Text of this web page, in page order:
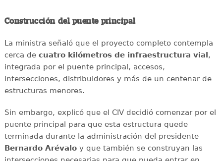
Construcción del puente principal
La ministra señaló que el proyecto completo contempla
cerca de cuatro kilómetros de infraestructura vial ,
integrada por el puente principal, accesos,
intersecciones, distribuidores y más de un centenar de
estructuras menores.
Sin embargo, explicó que el CIV decidió comenzar por el
puente principal para que esta estructura quede
terminada durante la administración del presidente
Bernardo Arévaloy que también se construyan las